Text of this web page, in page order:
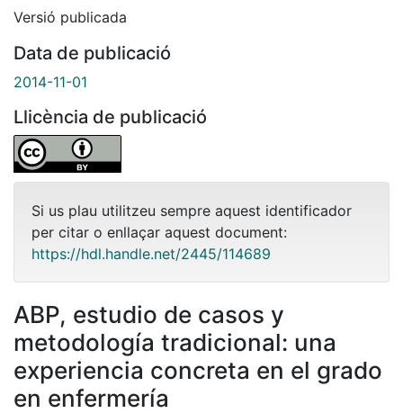
Versió publicada
Data de publicació
2014-11-01
Llicència de publicació
Si us plau utilitzeu sempre aquest identificador
per citar o enllaçar aquest document:
https://hdl.handle.net/2445/114689
ABP, estudio de casos y
metodología tradicional: una
experiencia concreta en el grado
en enfermería